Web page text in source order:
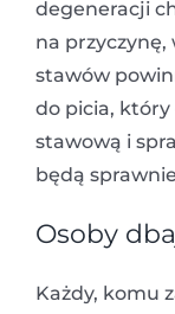
degeneracji
na przyczynę,
stawów
do picia,
stawową i
będą
Osoby
Każdy, komu